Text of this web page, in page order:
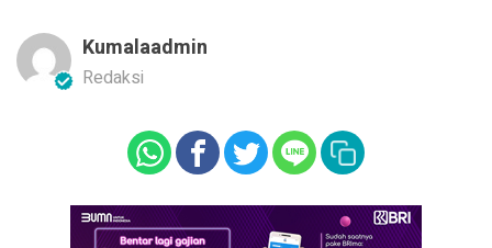
Kumalaadmin
Redaksi